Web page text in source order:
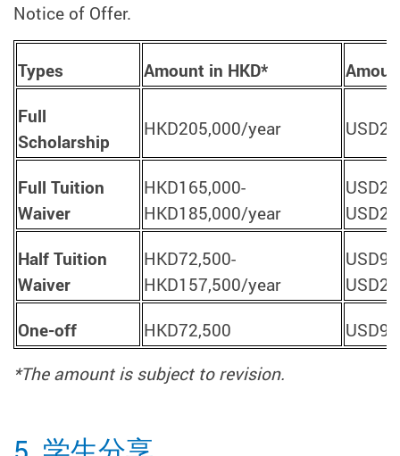
Notice of Offer.
Types Amount in HKD*
Full
Scholarship
HKD205,000/year
Full Tuition
Waiver
HKD165,000-
HKD185,000/year
Half Tuition
Waiver
HKD72,500-
HKD157,500/year
One-off
HKD72,500
*The amount is subject to revision.